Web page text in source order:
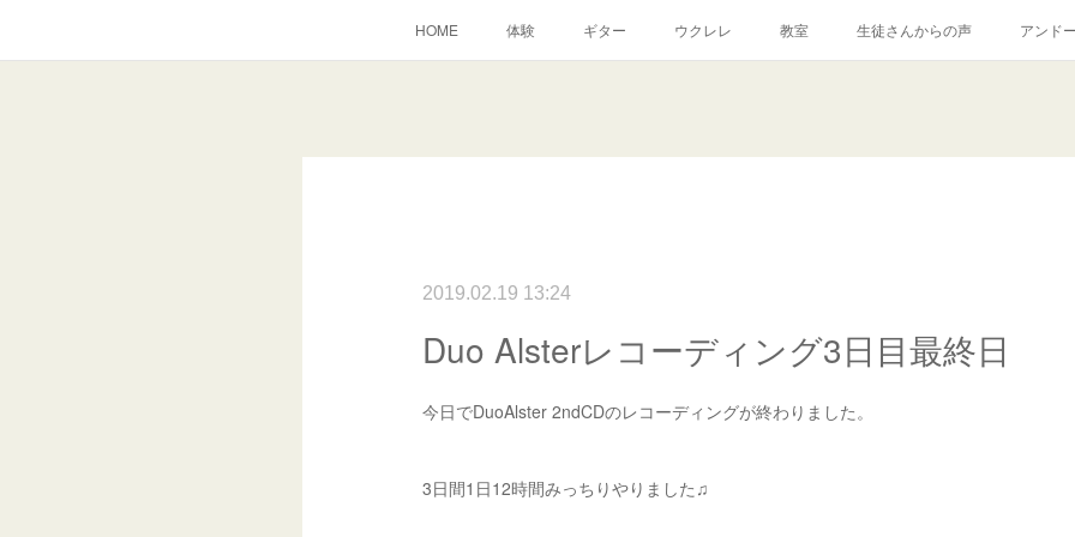
HOME 体験 ギター ウクレレ 教室 生徒さんからの声 アンド
2019.02.19 13:24
Duo Alsterレコーディング3日目最終日
今日でDuoAlster 2ndCDのレコーディングが終わりました。
3日間1日12時間みっちりやりました♫